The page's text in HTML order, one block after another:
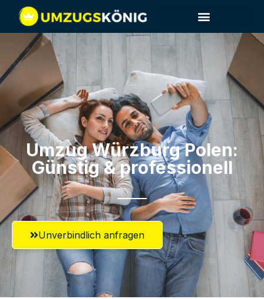
Umzug Würzburg​ Polen:
Günstig & professionell​
Unverbindlich anfragen